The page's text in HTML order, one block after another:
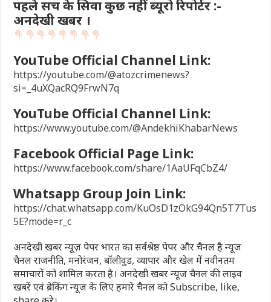
पहले सच के सिवा कुछ नहीं ब्यूरो रिपोर्टर :-
अनदेखी खबर ।
YouTube Official Channel Link:
https://youtube.com/@atozcrimenews?
si=_4uXQacRQ9FrwN7q
YouTube Official Channel Link:
https://www.youtube.com/@AndekhiKhabarNews
Facebook Official Page Link:
https://www.facebook.com/share/1AaUFqCbZ4/
Whatsapp Group Join Link:
https://chat.whatsapp.com/KuOsD1zOkG94Qn5T7Tus
5E?mode=r_c
अनदेखी खबर न्यूज़ पेपर भारत का सर्वश्रेष्ठ पेपर और चैनल है न्यूज
चैनल राजनीति, मनोरंजन, बॉलीवुड, व्यापार और खेल में नवीनतम
समाचारों को शामिल करता है। अनदेखी खबर न्यूज चैनल की लाइव
खबरें एवं ब्रेकिंग न्यूज के लिए हमारे चैनल को Subscribe, like,